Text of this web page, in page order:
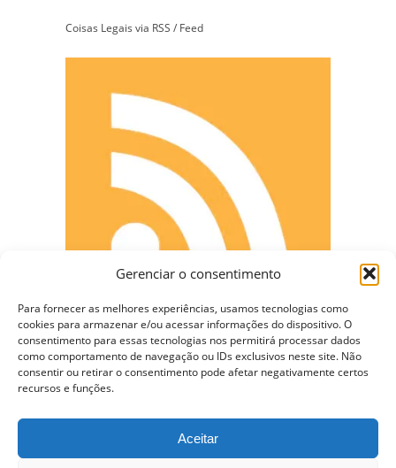
Gerenciar o consentimento
Para fornecer as melhores experiências, usamos tecnologias como
cookies para armazenar e/ou acessar informações do dispositivo. O
consentimento para essas tecnologias nos permitirá processar dados
como comportamento de navegação ou IDs exclusivos neste site. Não
consentir ou retirar o consentimento pode afetar negativamente certos
recursos e funções.
Aceitar
Coisas Legais via RSS / Feed
CONECTE-SE